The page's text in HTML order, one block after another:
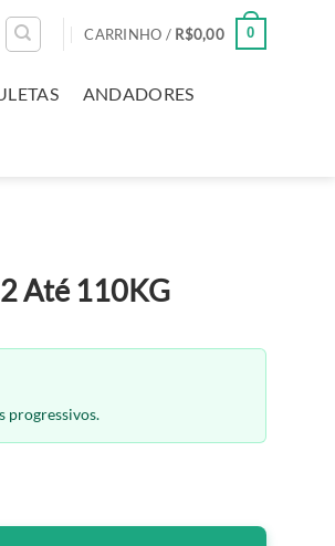
CARRINHO / R$0,00 0
ANDADORES
Até 110KG
progressivos.